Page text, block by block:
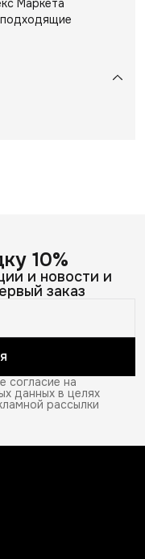
Маркета
10%
и новости и
заказ
согласие на
данных в целях
рассылки